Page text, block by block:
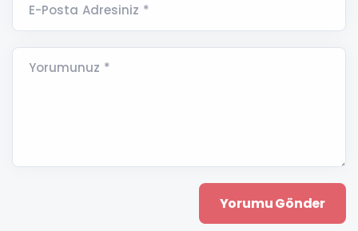
E-Posta Adresiniz *
Yorumunuz *